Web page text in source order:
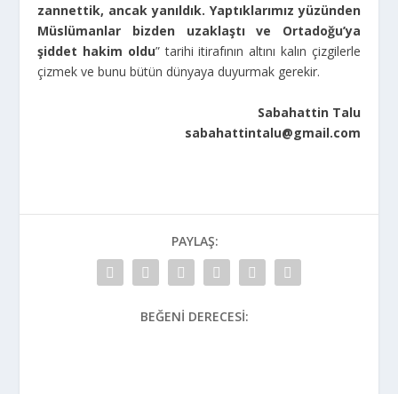
zannettik, ancak yanıldık. Yaptıklarımız yüzünden
Müslümanlar bizden uzaklaştı ve Ortadoğu’ya
şiddet hakim oldu” tarihi itirafının altını kalın çizgilerle
çizmek ve bunu bütün dünyaya duyurmak gerekir.
Sabahattin Talu
sabahattintalu@gmail.com
PAYLAŞ:
BEĞENI DERECESI: